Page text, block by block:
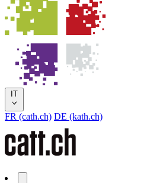
IT
FR (cath.ch) DE (kath.ch)